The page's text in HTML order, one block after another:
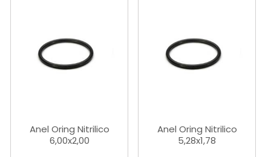
Anel Oring Nitrilico
6,00x2,00
Anel Oring Nitrilico
5,28x1,78